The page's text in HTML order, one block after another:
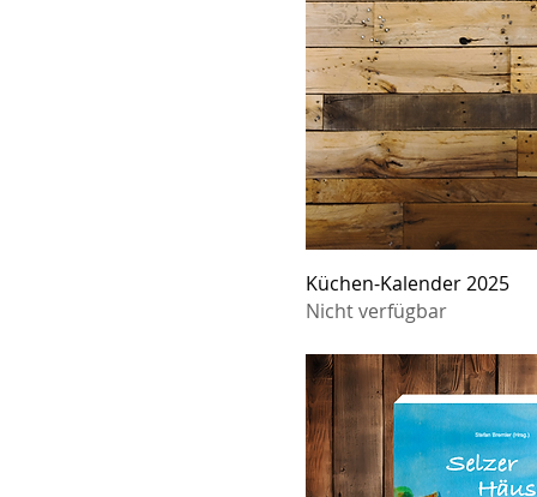
Küchen-Kalender 2025
Nicht verfügbar